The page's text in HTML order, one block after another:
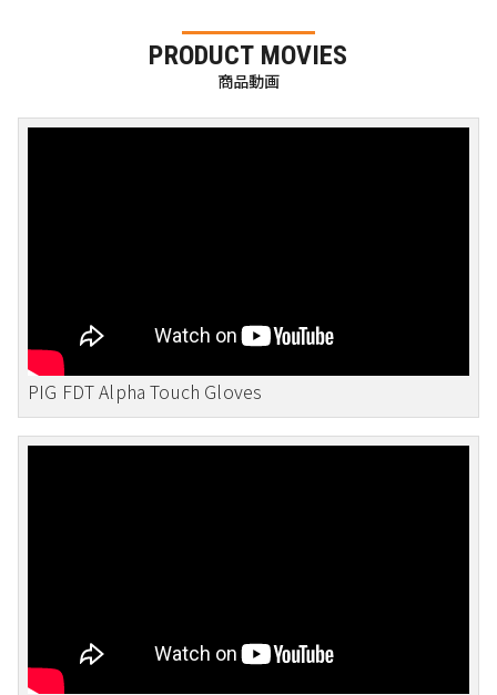
PRODUCT MOVIES
商品動画
PIG FDT Alpha Touch Gloves